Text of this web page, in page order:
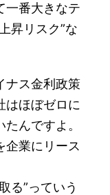
一番大きなテ
昇リスク”な
ナス金利政策
はほぼゼロに
んですよ。
企業にリース
る”っていう